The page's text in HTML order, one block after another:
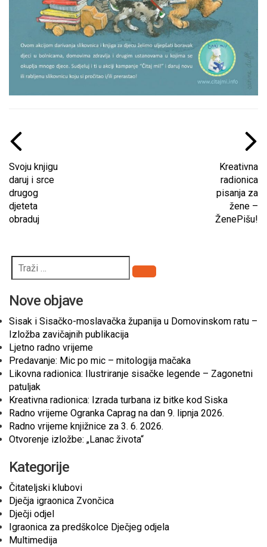
Svoju knjigu
daruj i srce
drugog
djeteta
obraduj
Kreativna
radionica
pisanja za
žene –
ŽenePišu!
Pretraži
Nove objave
Sisak i Sisačko-moslavačka županija u Domovinskom ratu –
Izložba zavičajnih publikacija
Ljetno radno vrijeme
Predavanje: Mic po mic – mitologija mačaka
Likovna radionica: Ilustriranje sisačke legende – Zagonetni
patuljak
Kreativna radionica: Izrada turbana iz bitke kod Siska
Radno vrijeme Ogranka Caprag na dan 9. lipnja 2026.
Radno vrijeme knjižnice za 3. 6. 2026.
Otvorenje izložbe: „Lanac života“
Kategorije
Čitateljski klubovi
Dječja igraonica Zvončica
Dječji odjel
Igraonica za predškolce Dječjeg odjela
Multimedija